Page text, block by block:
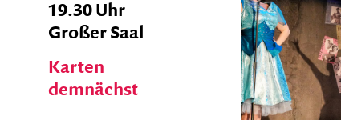
Ticket
Shop
19.30 Uhr
Großer Saal
Karten
demnächst